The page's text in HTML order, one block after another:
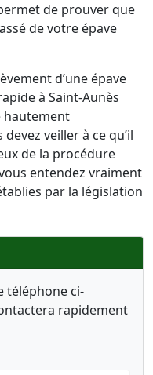
de prouver que
de votre épave
d’une épave
à Saint-Aunès
hautement
veiller à ce qu’il
de la procédure
entendez vraiment
par la législation
téléphone ci-
rapidement